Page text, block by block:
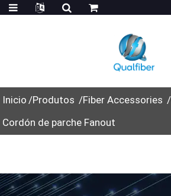
Inicio Produtos Fiber Accessories
Cordón de parche Fanout